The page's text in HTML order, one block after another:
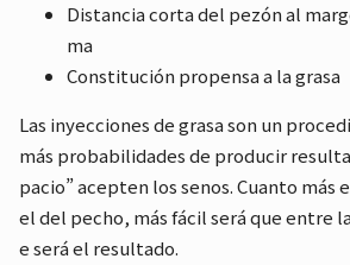
Distancia corta del pezón al
ma
Constitución propensa a la grasa
Las inyecciones de grasa son un
más probabilidades de producir
pacio” acepten los senos. Cuanto más
el del pecho, más fácil será que entre
e será el resultado.